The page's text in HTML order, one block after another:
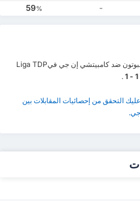
-
59%
في 4/13/2024، لعب بامبانيروس تشامبوتون ضد كامبيتشي إن جي فيLiga TDP
.
التحقق من إحصائيات المقابلات بين
جي.